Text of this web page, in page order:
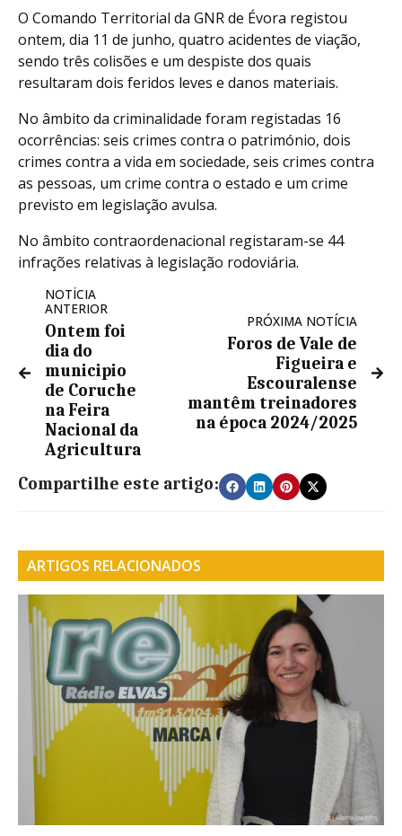
O Comando Territorial da GNR de Évora registou
ontem, dia 11 de junho, quatro acidentes de viação,
sendo três colisões e um despiste dos quais
resultaram dois feridos leves e danos materiais.
No âmbito da criminalidade foram registadas 16
ocorrências: seis crimes contra o património, dois
crimes contra a vida em sociedade, seis crimes contra
as pessoas, um crime contra o estado e um crime
previsto em legislação avulsa.
No âmbito contraordenacional registaram-se 44
infrações relativas à legislação rodoviária.
NOTÍCIA
ANTERIOR
Ontem foi
dia do
municipio
de Coruche
na Feira
Nacional da
Agricultura
PRÓXIMA NOTÍCIA
Foros de Vale de
Figueira e
Escouralense
mantêm treinadores
na época 2024/2025
Compartilhe este artigo:
ARTIGOS RELACIONADOS